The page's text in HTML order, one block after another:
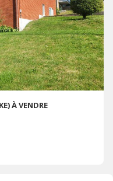
À VENDRE